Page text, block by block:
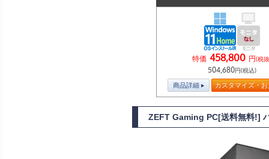
特価 458,800 円(税
504,680円(税込)
商品詳細 カスタマイズ・
ZEFT Gaming PC[送料無料!]